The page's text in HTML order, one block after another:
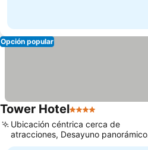
Opción popular
Tower Hotel4 Estrellas
Ubicación céntrica cerca de
atracciones, Desayuno panorámico
en la azotea